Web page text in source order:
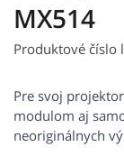
MX514
Produktové číslo
Pre svoj
modulom aj
neoriginálnych